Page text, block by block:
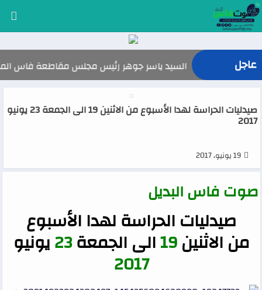
عاجل السيد ياسر جوهر رئيس مجلس مقاطعة فاس المدينة يهنئ
صيدليات الحراسة لهدا الأسبوع من الاثنين 19 الى الجمعة 23 يونيو
2017
19 يونيو، 2017
صوت فاس البديل
صيدليات الحراسة لهدا الأسبوع
من الاثنين19الى الجمعة23يونيو
2017